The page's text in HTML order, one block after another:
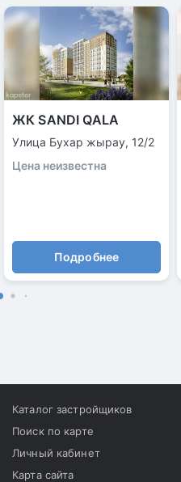
ЖК SANDI QALA
Улица Бухар жырау, 12/2
Цена неизвестна
Подробнее
Каталог застройщиков
Поиск по карте
Личный кабинет
Карта сайта